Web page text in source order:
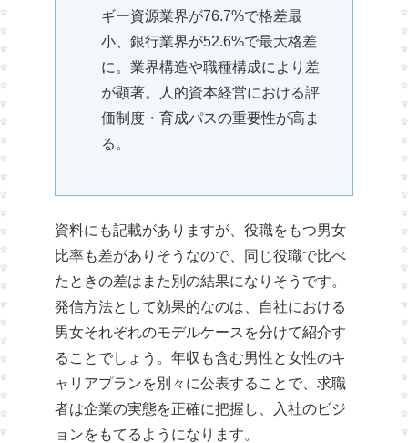
ギー資源業界が76.7%で格差最
小、銀行業界が52.6%で最大格差
に。業界構造や職種構成により差
が顕著。人的資本経営における評
価制度・育成パスの重要性が高ま
る。
資料にも記載がありますが、役職をもつ男女
比率も差がありそうなので、同じ役職で比べ
たときの差はまた別の結果になりそうです。
発信方法として効果的なのは、自社における
男女それぞれのモデルケースを分けて紹介す
ることでしょう。年収も含む男性と女性のキ
ャリアプランを別々に公表することで、求職
者は企業の実態を正確に把握し、入社のビジ
ョンをもてるようになります。